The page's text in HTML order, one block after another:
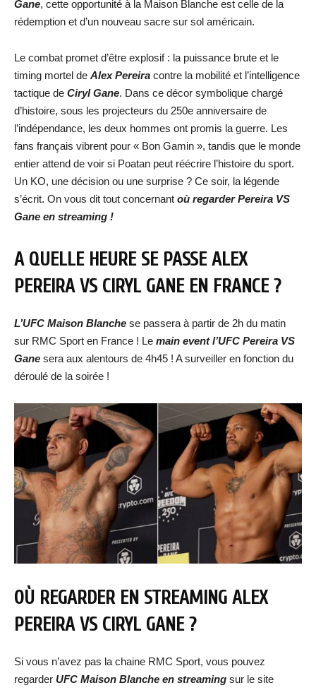
Gane, cette opportunité à la Maison Blanche est celle de la
rédemption et d’un nouveau sacre sur sol américain.
Le combat promet d’être explosif : la puissance brute et le
timing mortel de Alex Pereira contre la mobilité et l’intelligence
tactique de Ciryl Gane. Dans ce décor symbolique chargé
d’histoire, sous les projecteurs du 250e anniversaire de
l’indépendance, les deux hommes ont promis la guerre. Les
fans français vibrent pour « Bon Gamin », tandis que le monde
entier attend de voir si Poatan peut réécrire l’histoire du sport.
Un KO, une décision ou une surprise ? Ce soir, la légende
s’écrit. On vous dit tout concernant où regarder Pereira VS
Gane en streaming !
A QUELLE HEURE SE PASSEALEX
PEREIRA VS CIRYL GANEEN FRANCE ?
L’UFC Maison Blanche se passera à partir de 2h du matin
sur RMC Sport en France ! Le main eventl’UFC Pereira VS
Gane sera aux alentours de 4h45 ! A surveiller en fonction du
déroulé de la soirée !
OÙ REGARDER EN STREAMING ALEX
PEREIRA VS CIRYL GANE?
Si vous n’avez pas la chaine RMC Sport, vous pouvez
regarder UFC Maison Blanche en streaming sur le site